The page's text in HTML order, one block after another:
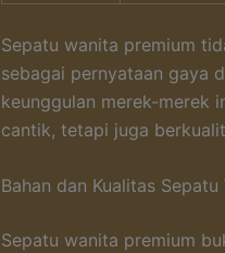
Sepatu wanita premium
sebagai pernyataan gaya
keunggulan merek-merek
cantik, tetapi juga
Bahan dan Kualitas
Sepatu wanita premium